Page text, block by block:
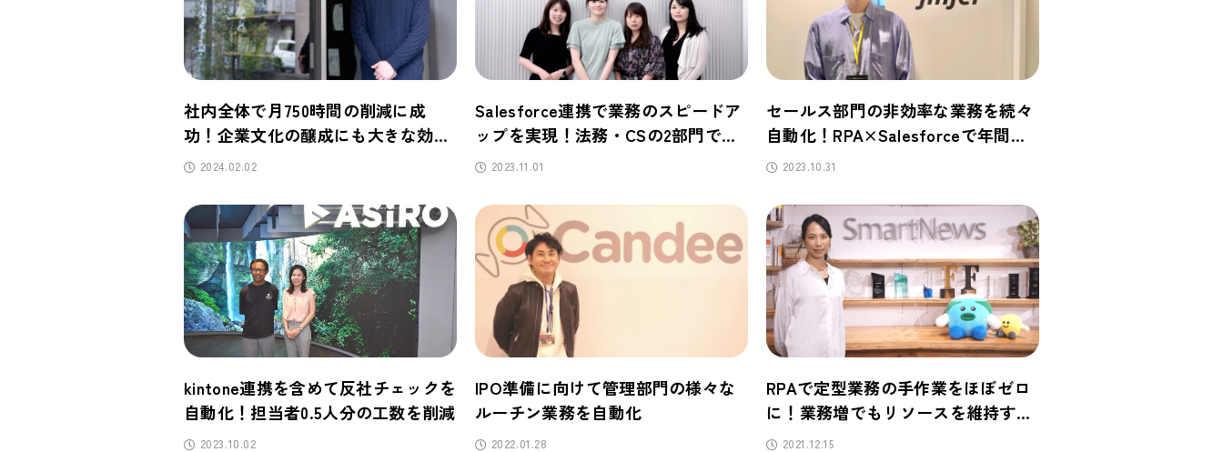
社内全体で月750時間の削減に成
功！企業文化の醸成にも大きな効果
が 2024.02.02
Salesforce連携で業務のスピードア
ップを実現！法務・CSの2部門でフ
ル活用！
2023.11.01
セールス部門の非効率な業務を続々
自動化！RPA×Salesforceで年間
1000時間以上の工数を削減
2023.10.31
kintone連携を含めて反社チェックを
自動化！担当者0.5人分の工数を削減
2023.10.02
IPO準備に向けて管理部門の様々な
ルーチン業務を自動化
2022.01.28
RPAで定型業務の手作業をほぼゼロ
に！業務増でもリソースを維持する
体制を構築
2021.12.15